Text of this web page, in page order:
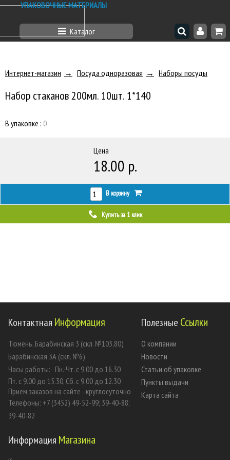
УПАКОВОЧНЫЕ МАТЕРИАЛЫ
Каталог
Интернет-магазин Посуда одноразовая Наборы посуды
Набор стаканов 200мл. 10шт. 1*140
В упаковке : 0
Цена
18.00 р.
В корзину
Купить за 1 клик
Контактная Информация
Тюмень, Барабинская 3 (скл. №103,80)
Барабинская 3А (скл. №6)
Часы работы: Пн.-Чт. с 9.00 до 16.30
Пт. с 9.00 до 15.30, Сб. с 9.00 до 12.30
Прием заказов на сайте - круглосуточно
Телефоны: +7 (3452) 49-52-99; 39-40-88;
39-40-82
Полезные Ссылки
О компании
Новости
Статьи об упаковке
Пункты выдачи
Карта сайта
Информация Магазина